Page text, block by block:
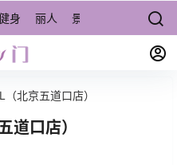
身 丽人 景点/周边游 宠物
北京五道口店）
道口店）